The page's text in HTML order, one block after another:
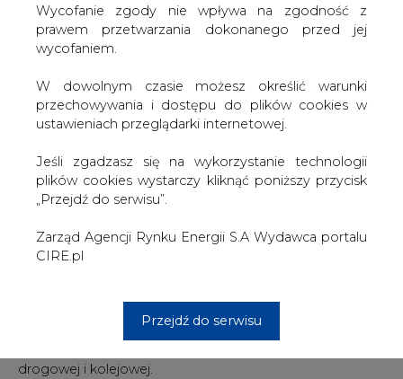
Wycofanie zgody nie wpływa na zgodność z
prawem przetwarzania dokonanego przed jej
wycofaniem.
W dowolnym czasie możesz określić warunki
przechowywania i dostępu do plików cookies w
ustawieniach przeglądarki internetowej.
Jeśli zgadzasz się na wykorzystanie technologii
plików cookies wystarczy kliknąć poniższy przycisk
„Przejdź do serwisu”.
Zarząd Agencji Rynku Energii S.A Wydawca portalu
CIRE.pl
Przejdź do serwisu
Plany są takie, aby zbudować farmę słoneczną o mocy 10
GW i magazyn o mocy 30 GW w pobliżu Tennant Creek
na Terytorium Północnym Australii. Energia słoneczna ma
podmorskiego łącza przesyłowego. W czwartek, 28
stycznia, rząd Terytorium Północnego i Sun Cable
podpisały umowę dotyczącą rozwoju projektu (PDA).
"Ten projekt umieści Terytorium Północne na
międzynarodowej mapie, jeśli chodzi o odnawialne
źródła energii. Przekształci on terytorium w elektrownię
Północnego Michael Gunner
na południowy zachód od Elliott, w regionie Barkly na
Terytorium Północnym. Oprócz walorów klimatycznych
drogowej i kolejowej.